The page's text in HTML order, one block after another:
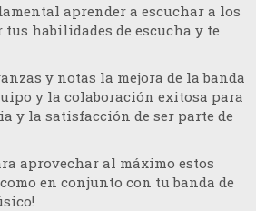
aprender a escuchar a los
habilidades de escucha y te
y notas la mejora de la banda
y la colaboración exitosa para
y la satisfacción de ser parte de
aprovechar al máximo estos
en conjunto con tu banda de